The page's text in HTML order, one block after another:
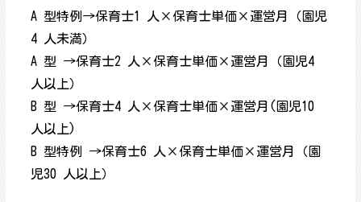
A 型特例→保育士1 人×保育士単価×運営月（園児
4 人未満）
A 型 →保育士2 人×保育士単価×運営月（園児4
人以上）
B 型 →保育士4 人×保育士単価×運営月(園児10
人以上)
B 型特例 →保育士6 人×保育士単価×運営月（園
児30 人以上）